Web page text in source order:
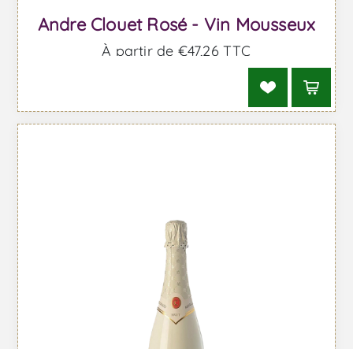
Andre Clouet Rosé - Vin Mousseux
À partir de €47,26 TTC